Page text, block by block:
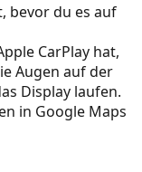
bevor du es auf
CarPlay hat,
Augen auf der
Display laufen.